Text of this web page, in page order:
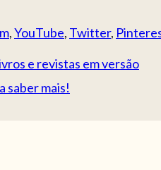
,YouTube, Twitter,
e revistas em versão
saber mais!